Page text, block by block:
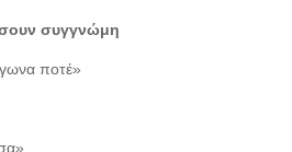
συγγνώμη
ποτέ»